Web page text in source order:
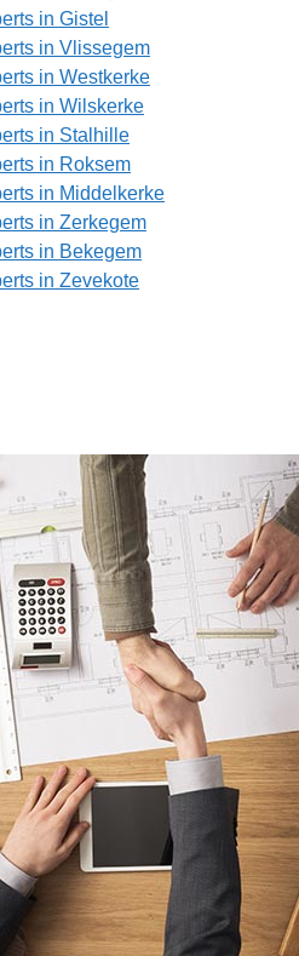
in Gistel
in Vlissegem
in Westkerke
in Wilskerke
in Stalhille
in Roksem
in Middelkerke
in Zerkegem
in Bekegem
in Zevekote